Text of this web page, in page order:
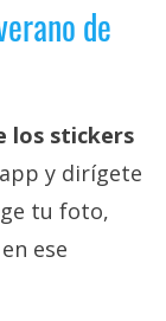
de
los stickers
y dirígete
tu foto,
ese